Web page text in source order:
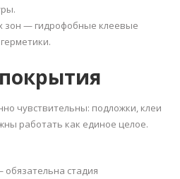
зон — гидрофобные клеевые
чувствительны: подложки, клеи
работать как единое целое.
стадия